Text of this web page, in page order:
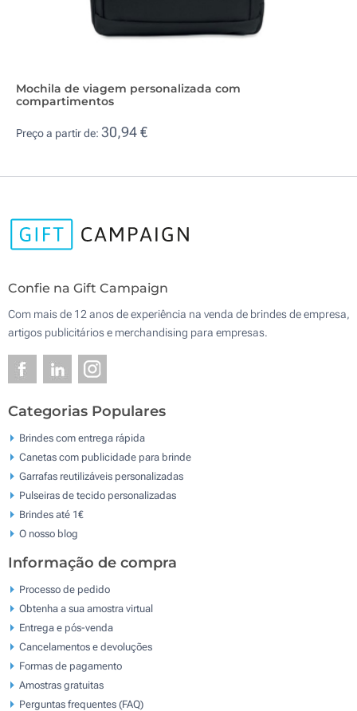
Mochila de viagem personalizada com
compartimentos
Preço a partir de: 30,94 €
Confie na Gift Campaign
Com mais de 12 anos de experiência na venda de brindes de empresa,
artigos publicitários e merchandising para empresas.
Categorias Populares
Brindes com entrega rápida
Canetas com publicidade para brinde
Garrafas reutilizáveis personalizadas
Pulseiras de tecido personalizadas
Brindes até 1€
O nosso blog
Informação de compra
Processo de pedido
Obtenha a sua amostra virtual
Entrega e pós-venda
Cancelamentos e devoluções
Formas de pagamento
Amostras gratuitas
Perguntas frequentes (FAQ)